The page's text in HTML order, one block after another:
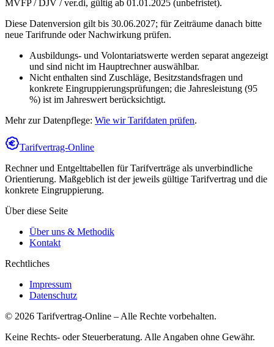
MVFP / DJV / ver.di, gültig ab 01.01.2025 (unbefristet).
Diese Datenversion gilt bis 30.06.2027; für Zeiträume danach bitte
neue Tarifrunde oder Nachwirkung prüfen.
Ausbildungs- und Volontariatswerte werden separat angezeigt
und sind nicht im Hauptrechner auswählbar.
Nicht enthalten sind Zuschläge, Besitzstandsfragen und
konkrete Eingruppierungsprüfungen; die Jahresleistung (95
%) ist im Jahreswert berücksichtigt.
Mehr zur Datenpflege: Wie wir Tarifdaten prüfen.
Tarifvertrag-Online
Rechner und Entgelttabellen für Tarifverträge als unverbindliche
Orientierung. Maßgeblich ist der jeweils gültige Tarifvertrag und die
konkrete Eingruppierung.
Über diese Seite
Über uns & Methodik
Kontakt
Rechtliches
Impressum
Datenschutz
© 2026 Tarifvertrag-Online – Alle Rechte vorbehalten.
Keine Rechts- oder Steuerberatung. Alle Angaben ohne Gewähr.